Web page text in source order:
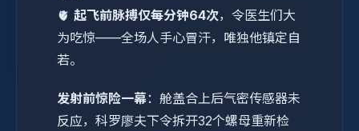
🫀 起飞前脉搏仅每分钟64次，令医生们大
为吃惊——全场人手心冒汗，唯独他镇定自
若。
发射前惊险一幕：舱盖合上后气密传感器未
反应，科罗廖夫下令拆开32个螺母重新检